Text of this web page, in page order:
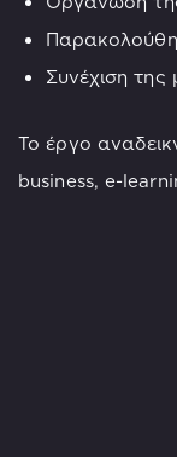
Συνέχιση
Το έργο
business, e-